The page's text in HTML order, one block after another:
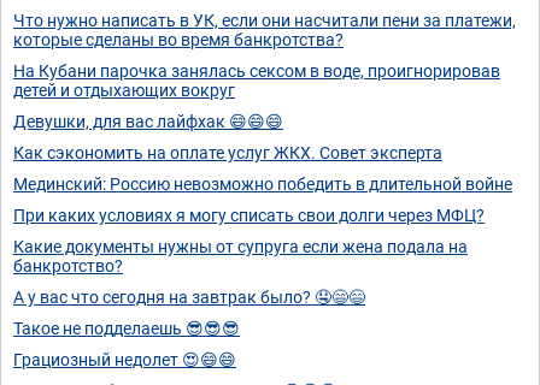
Что нужно написать в УК, если они насчитали пени за платежи,
которые сделаны во время банкротства?
На Кубани парочка занялась сексом в воде, проигнорировав
детей и отдыхающих вокруг
Девушки, для вас лайфхак 😄😄😄
Как сэкономить на оплате услуг ЖКХ. Совет эксперта
Мединский: Россию невозможно победить в длительной войне
При каких условиях я могу списать свои долги через МФЦ?
Какие документы нужны от супруга если жена подала на
банкротство?
А у вас что сегодня на завтрак было? 🤤😄😄
Такое не подделаешь 😎😎😎
Грациозный недолет 😍😄😄